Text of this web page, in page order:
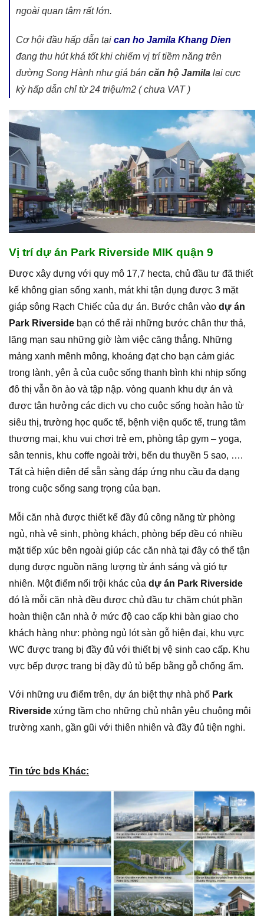
ngoài quan tâm rất lớn.
Cơ hội đầu hấp dẫn tại can ho Jamila Khang Dien
đang thu hút khá tốt khi chiếm vị trí tiềm năng trên
đường Song Hành như giá bán căn hộ Jamila lại cực
kỳ hấp dẫn chỉ từ 24 triệu/m2 ( chưa VAT )
Vị trí dự án Park Riverside MIK quận 9
Được xây dựng với quy mô 17,7 hecta, chủ đầu tư đã thiết
kế không gian sống xanh, mát khi tận dụng được 3 mặt
giáp sông Rạch Chiếc của dự án. Bước chân vào dự án
Park Riverside bạn có thể rải những bước chân thư thả,
lãng mạn sau những giờ làm việc căng thẳng. Những
mảng xanh mênh mông, khoáng đạt cho bạn cảm giác
trong lành, yên ả của cuộc sống thanh bình khi nhịp sống
đô thị vẫn ồn ào và tập nập. vòng quanh khu dự án và
được tận hưởng các dịch vụ cho cuộc sống hoàn hảo từ
siêu thị, trường học quốc tế, bệnh viện quốc tế, trung tâm
thương mại, khu vui chơi trẻ em, phòng tập gym – yoga,
sân tennis, khu coffe ngoài trời, bến du thuyền 5 sao, ….
Tất cả hiện diện để sẵn sàng đáp ứng nhu cầu đa dạng
trong cuộc sống sang trọng của bạn.
Mỗi căn nhà được thiết kế đầy đủ công năng từ phòng
ngủ, nhà vệ sinh, phòng khách, phòng bếp đều có nhiều
mặt tiếp xúc bên ngoài giúp các căn nhà tại đây có thể tận
dụng được nguồn năng lượng từ ánh sáng và gió tự
nhiên. Một điểm nổi trội khác của dự án Park Riverside
đó là mỗi căn nhà đều được chủ đầu tư chăm chút phần
hoàn thiện căn nhà ở mức độ cao cấp khi bàn giao cho
khách hàng như: phòng ngủ lót sàn gỗ hiện đại, khu vực
WC được trang bị đầy đủ với thiết bị vệ sinh cao cấp. Khu
vực bếp được trang bị đầy đủ tủ bếp bằng gỗ chống ẩm.
Với những ưu điểm trên, dự án biệt thự nhà phố Park
Riverside xứng tầm cho những chủ nhân yêu chuộng môi
trường xanh, gần gũi với thiên nhiên và đầy đủ tiện nghi.
Tin tức bds Khác: